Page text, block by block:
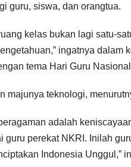
guru, siswa, dan orangtua.
kelas bukan lagi satu-
ingatnya
tema Hari Guru
majunya teknologi,
adalah
guru perekat NKRI. Inilah
Indonesia Unggul,”